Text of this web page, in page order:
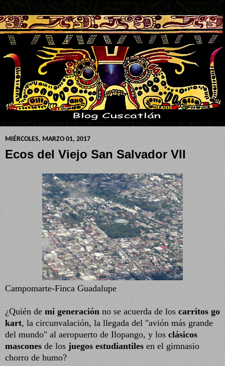
MIÉRCOLES, MARZO 01, 2017
Ecos del Viejo San Salvador VII
Campomarte-Finca Guadalupe
¿Quién de mi generación no se acuerda de los carritos go
kart, la circunvalación, la llegada del "avión más grande
del mundo" al aeropuerto de Ilopango, y los clásicos
mascones de los juegos estudiantiles en el gimnasio
chorro de humo?